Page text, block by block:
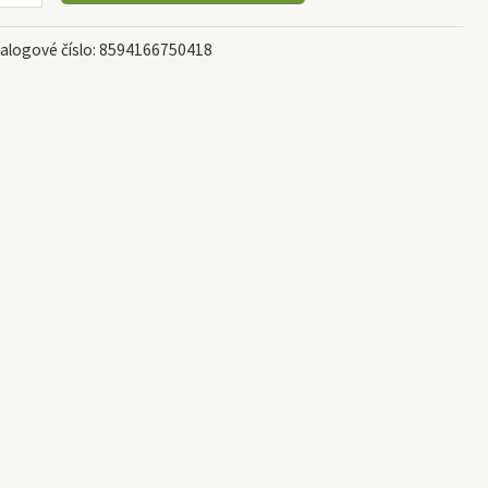
číslo: 8594166750418